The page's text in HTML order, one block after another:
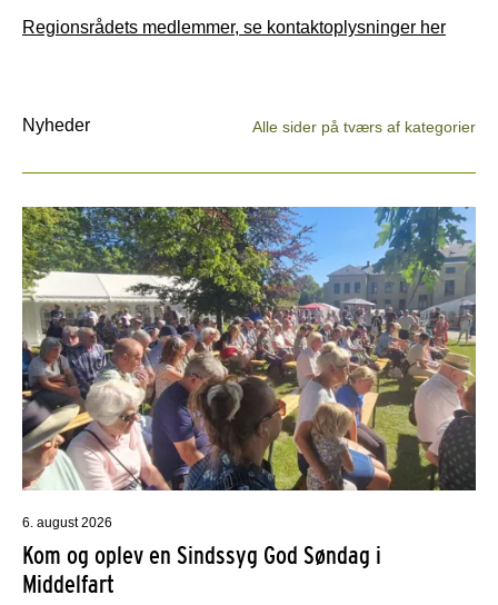
Regionsrådets medlemmer, se kontaktoplysninger her
Nyheder Alle sider på tværs af kategorier
6. august 2026
Kom og oplev en Sindssyg God Søndag i
Middelfart